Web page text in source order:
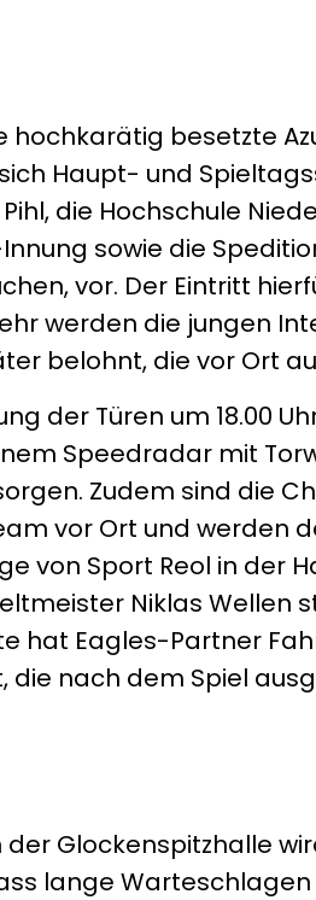
hochkarätig besetzte
Haupt- und
die Hochschule
sowie die
vor. Der Eintritt
werden die jungen
belohnt, die vor Ort
der Türen um 18.00
Speedradar mit
Zudem sind die
vor Ort und werden
von Sport Reol in der
Niklas Wellen
hat Eagles-Partner
die nach dem Spiel
Glockenspitzhalle
lange